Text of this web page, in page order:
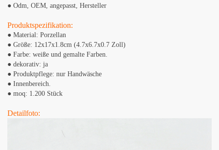
● Odm, OEM, angepasst, Hersteller
Produktspezifikation:
● Material: Porzellan
● Größe: 12x17x1.8cm (4.7x6.7x0.7 Zoll)
● Farbe: weiße und gemalte Farben.
● dekorativ: ja
● Produktpflege: nur Handwäsche
● Innenbereich.
● moq: 1.200 Stück
Detailfoto: